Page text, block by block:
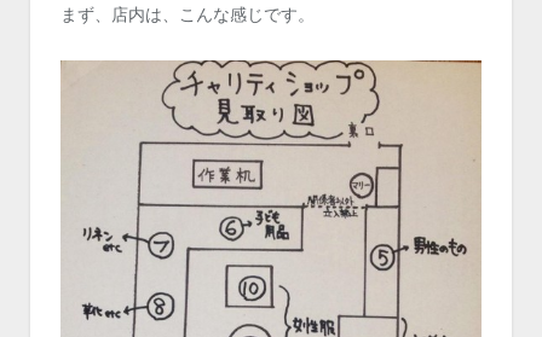
まず、店内は、こんな感じです。